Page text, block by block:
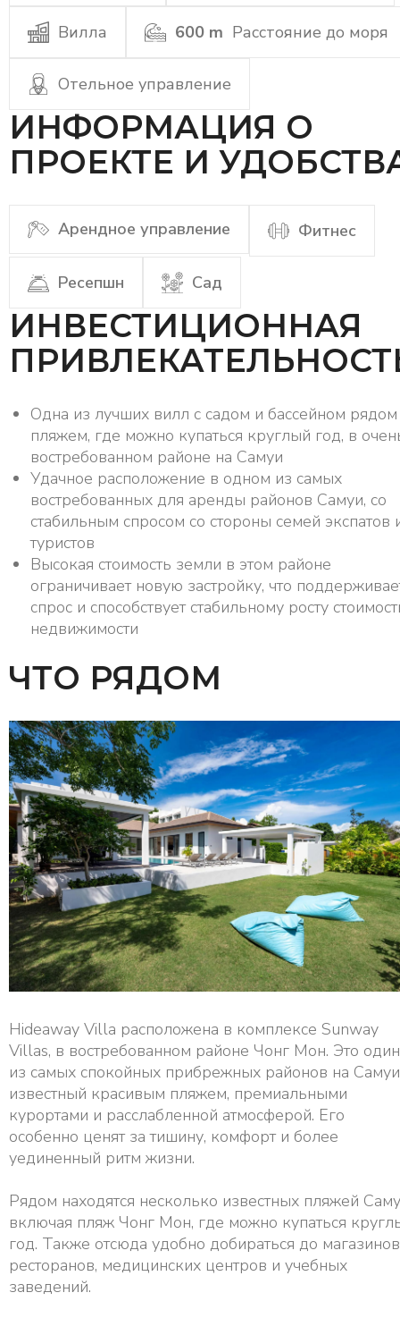
Вилла 600 m Расстояние до моря
Отельное управление
ИНФОРМАЦИЯ О
ПРОЕКТЕ И
Арендное управление Фитнес
Ресепшн Сад
ИНВЕСТИЦИОННАЯ
Одна из лучших вилл с садом и бассейном рядом
пляжем, где можно купаться круглый год, в
востребованном районе на Самуи
Удачное расположение в одном из самых
востребованных для аренды районов Самуи, со
стабильным спросом со стороны семей экспатов
туристов
Высокая стоимость земли в этом районе
ограничивает новую застройку, что
спрос и способствует стабильному росту
недвижимости
ЧТО РЯДОМ
Hideaway Villa расположена в комплексе Sunway
Villas, в востребованном районе Чонг Мон. Это один
из самых спокойных прибрежных районов на
известный красивым пляжем, премиальными
курортами и расслабленной атмосферой. Его
особенно ценят за тишину, комфорт и более
уединенный ритм жизни.
Рядом находятся несколько известных пляжей
включая пляж Чонг Мон, где можно купаться
год. Также отсюда удобно добираться до
ресторанов, медицинских центров и учебных
заведений.